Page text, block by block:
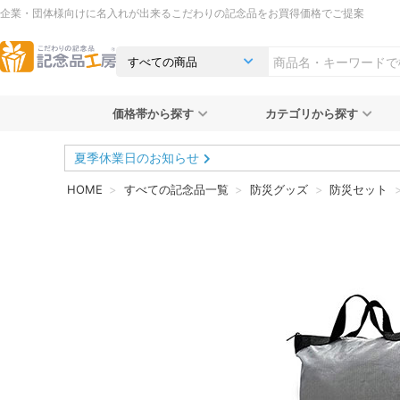
企業・団体様向けに名入れが出来るこだわりの記念品をお買得価格でご提案
価格帯から探す カテゴリから探す
夏季休業日のお知らせ
HOME すべての記念品一覧 防災グッズ 防災セット